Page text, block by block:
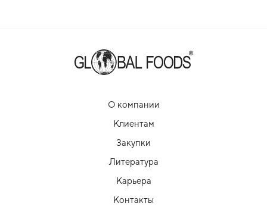
О компании
Клиентам
Закупки
Литература
Карьера
Контакты